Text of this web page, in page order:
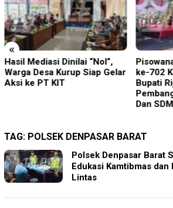
«
Hasil Mediasi Dinilai “Nol”,
Warga Desa Kurup Siap Gelar
Aksi ke PT KIT
ke-702
Bupati
Dan
TAG: POLSEK DENPASAR BARAT
Polsek Denpasar Barat
Edukasi Kamtibmas
Lintas